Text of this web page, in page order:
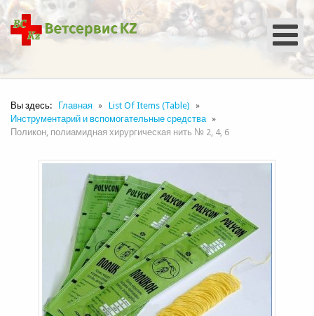
Вы здесь: Главная
List Of Items (Table)
Инструментарий и вспомогательные средства
Поликон, полиамидная хирургическая нить № 2, 4, 6
Спросить об этом товаре